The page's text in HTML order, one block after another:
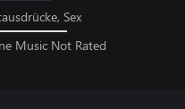
Sex
Music Not Rated